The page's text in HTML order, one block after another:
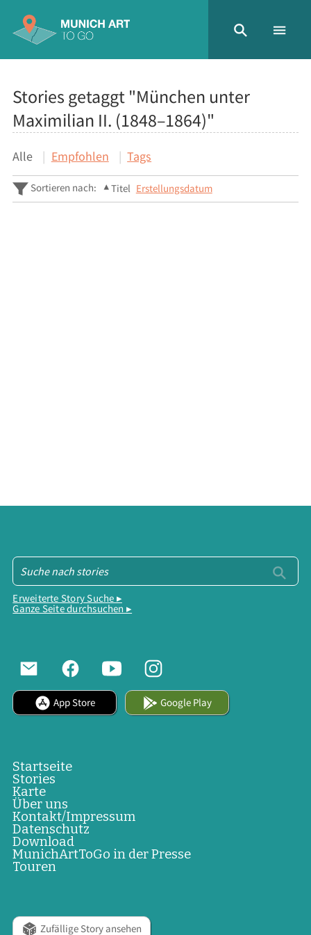
Stories getaggt "München unter
Maximilian II. (1848–1864)"
Alle Empfohlen Tags
Sortieren nach: Titel Erstellungsdatum
Erweiterte Story Suche ▸
Ganze Seite durchsuchen ▸
App Store Google Play
Startseite
Stories
Karte
Über uns
Kontakt/Impressum
Datenschutz
Download
MunichArtToGo in der Presse
Touren
Zufällige Story ansehen